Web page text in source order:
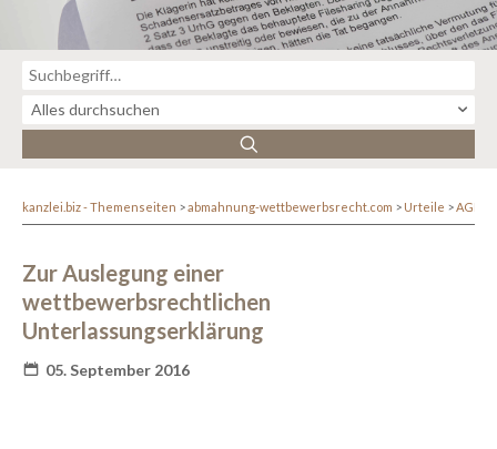
kanzlei.biz - Themenseiten abmahnung-wettbewerbsrecht.com Urteile AGB-
Zur Auslegung einer
wettbewerbsrechtlichen
Unterlassungserklärung
05. September 2016